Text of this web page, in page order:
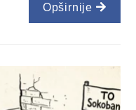
Opširnije